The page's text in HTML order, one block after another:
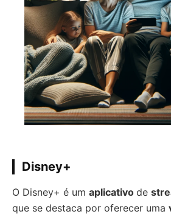
Disney+
O Disney+ é um aplicativo de
que se destaca por oferecer uma